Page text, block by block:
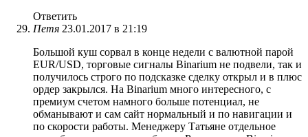
Ответить
Петя 23.01.2017 в 21:19
Большой куш сорвал в конце недели с валютной парой
EUR/USD, торговые сигналы Binarium не подвели, так и
получилось строго по подсказке сделку открыл и в плюс
ордер закрылся. На Binarium много интересного, с
премиум счетом намного больше потенциал, не
обманывают и сам сайт нормальный и по навигации и
по скорости работы. Менеджеру Татьяне отдельное